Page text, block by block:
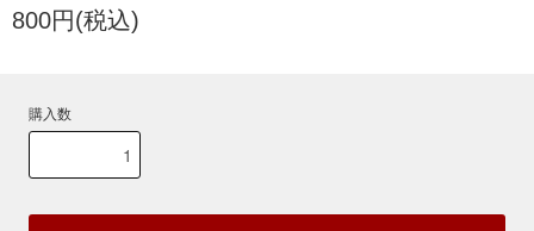
800円(税込)
購入数